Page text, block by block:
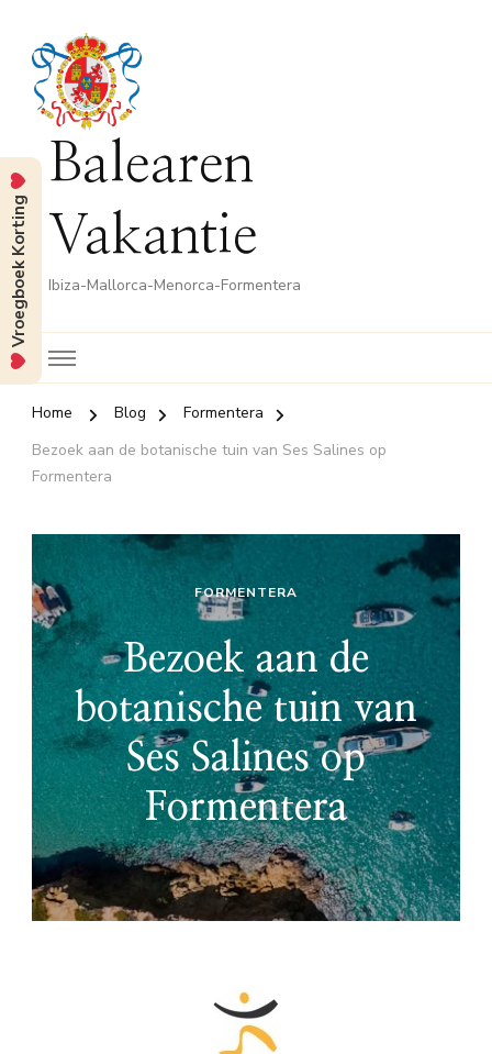
Balearen
Vakantie
Ibiza-Mallorca-Menorca-Formentera
Home Blog
Formentera
Bezoek aan de botanische tuin van Ses Salines op
Formentera
FORMENTERA
Bezoek aan de
botanische tuin van
Ses Salines op
Formentera
Vroegboek Korting